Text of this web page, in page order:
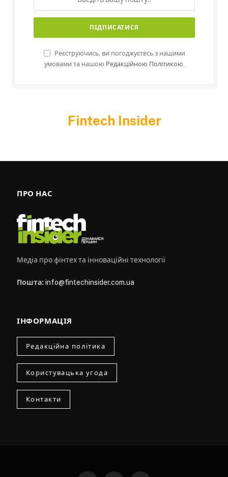
Реєструючись, ви погоджуєтесь з нашими
умовами та нашою Редакційною Політикою.
Fintech Insider
ПРО НАС
Медіа про фінтех та інноваційні технології
Пошта: info@fintechinsider.com.ua
ІНФОРМАЦІЯ
Редакційна політика
Користувацька угода
Контакти